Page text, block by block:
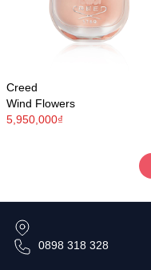
Creed
Wind Flowers
5,950,000₫
0898 318 328